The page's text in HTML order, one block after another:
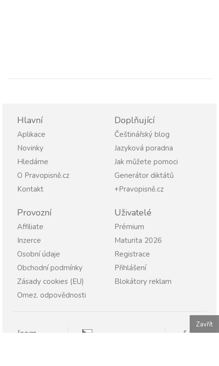
Hlavní
Aplikace
Novinky
Hledáme
O Pravopisně.cz
Kontakt
Doplňující
Češtinářský blog
Jazyková poradna
Jak můžete pomoci
Generátor diktátů
+Pravopisně.cz
Provozní
Affiliate
Inzerce
Osobní údaje
Obchodní podmínky
Zásady cookies (EU)
Omez. odpovědnosti
Uživatelé
Prémium
Maturita 2026
Registrace
Přihlášení
Blokátory reklam
Jsem
Zavřít